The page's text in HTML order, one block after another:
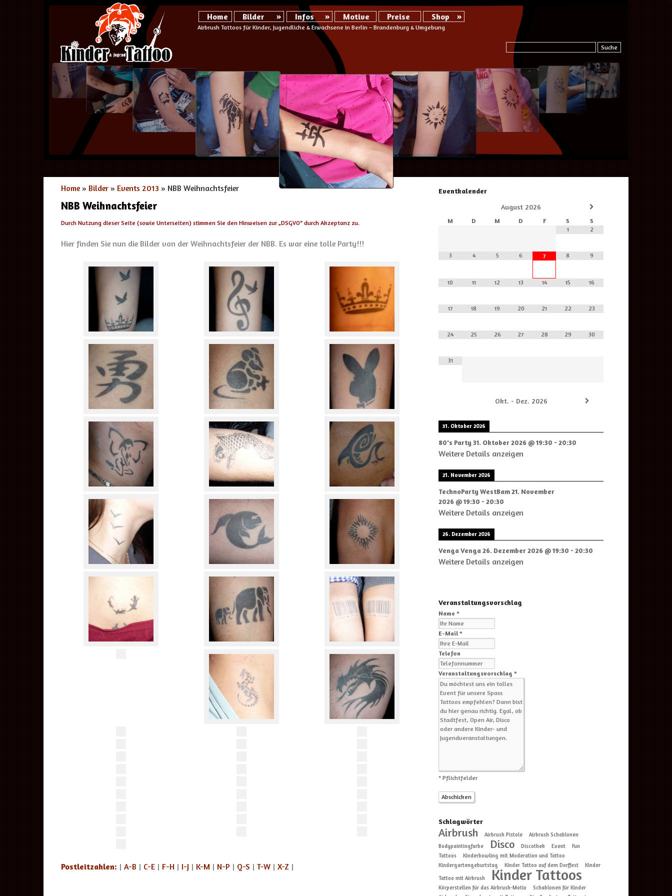
Home Bilder » Infos » Motive Preise Shop »
Airbrush Tattoos für Kinder, Jugendliche & Erwachsene in Berlin – Brandenburg & Umgebung
Suche
Home » Bilder » Events 2013 » NBB Weihnachtsfeier
NBB Weihnachtsfeier
Durch Nutzung dieser Seite (sowie Unterseiten) stimmen Sie den Hinweisen zur „DSGVO“ durch Akzeptanz zu.
Hier finden Sie nun die Bilder von der Weihnachtsfeier der NBB. Es war eine tolle Party!!!
Postleitzahlen: | A-B | C-E | F-H | I-J | K-M | N-P | Q-S | T-W | X-Z |
Eventkalender
August 2026
M D M D F S
S
1
2
3 4 5 6 7 8 9
10 11 12 13 14 15 16
17 18 19 20 21 22 23
24 25 26 27 28 29 30
31
Okt. - Dez. 2026
31. Oktober 2026
80's Party 31. Oktober 2026 @19:30 - 20:30
Weitere Details anzeigen
21. November 2026
TechnoParty WestBam21. November
2026 @19:30 - 20:30
Weitere Details anzeigen
26. Dezember 2026
Venga Venga26. Dezember 2026 @19:30 - 20:30
Weitere Details anzeigen
Veranstaltungsvorschlag
Name *
E-Mail *
Telefon
Veranstaltungsvorschlag *
* Pflichtfelder
Schlagwörter
Airbrush Airbrush Pistole
Airbrush Schablonen
Bodypaintingfarbe
Disco Discothek Event
Fun
Tattoos
Kinderbowling mit Moderation und Tattoo
Kindergartengeburtstag
Kinder Tattoo auf dem Dorffest
Kinder
Tattoo mit Airbrush
Kinder Tattoos
Körperstellen für das Airbrush-Motiv
Schablonen für Kinder